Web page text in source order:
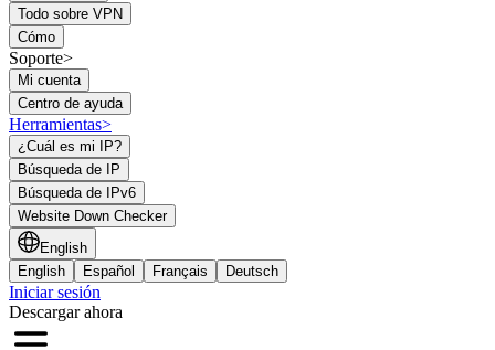
Todo sobre VPN
Cómo
Soporte>
Mi cuenta
Centro de ayuda
Herramientas>
¿Cuál es mi IP?
Búsqueda de IP
Búsqueda de IPv6
Website Down Checker
English
English
Español Français Deutsch
Iniciar sesión
Descargar ahora